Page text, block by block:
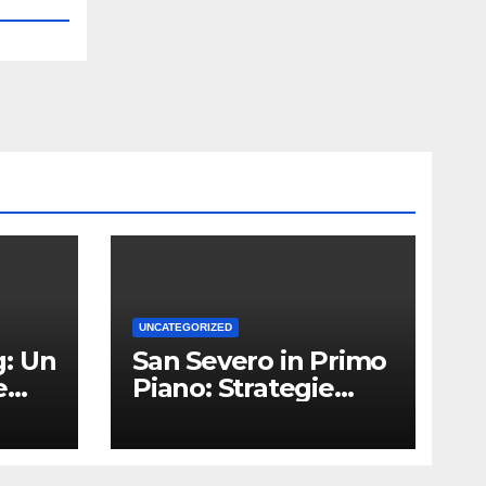
Un
UNCATEGORIZED
San Severo in Primo
Piano: Strategie
Attività Locali nei